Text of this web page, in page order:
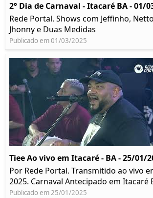
2° Dia de Carnaval - Itacaré BA - 01/
Rede Portal. Shows com Jeffinho,
Jhonny e Duas Medidas
Publicado em 01/03/2025
Tiee Ao vivo em Itacaré - BA - 25/01/
Por Rede Portal. Transmitido ao vivo
2025. Carnaval Antecipado em Itacaré
Publicado em 25/01/2025